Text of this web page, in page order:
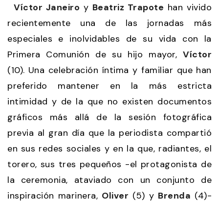
Víctor Janeiro y Beatriz Trapote han vivido
recientemente una de las jornadas más
especiales e inolvidables de su vida con la
Primera Comunión de su hijo mayor, Víctor
(10). Una celebración íntima y familiar que han
preferido mantener en la más estricta
intimidad y de la que no existen documentos
gráficos más allá de la sesión fotográfica
previa al gran día que la periodista compartió
en sus redes sociales y en la que, radiantes, el
torero, sus tres pequeños -el protagonista de
la ceremonia, ataviado con un conjunto de
inspiración marinera, Oliver (5) y Brenda (4)-